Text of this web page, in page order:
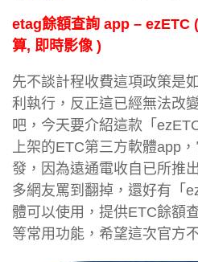
etag餘額查詢 app – ezETC
算, 即時影像 )
先不談計程收費這項政策是
利執行，反正這已經無法改
吧，今天要介紹這款「
上架的ETC第三方軟體app
發，因為遠通電收自已所推
多網友罵到翻掉，還好有「
體可以使用，提供ETC餘額
等常用功能，希望這次官方